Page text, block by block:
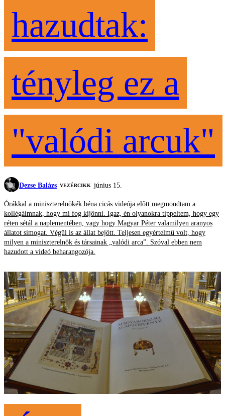
hazudtak:
tényleg ez a
"valódi arcuk"
Dezse Balázs VEZÉRCIKK június 15.
Órákkal a miniszterelnökék béna cicás videója előtt megmondtam a
kollégáimnak, hogy mi fog kijönni. Igaz, én olyanokra tippeltem, hogy egy
réten sétál a naplementében, vagy hogy Magyar Péter valamilyen aranyos
állatot simogat. Végül is az állat bejött. Teljesen egyértelmű volt, hogy
milyen a miniszterelnök és társainak „valódi arca”. Szóval ebben nem
hazudott a videó beharangozója.